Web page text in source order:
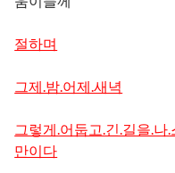
절하며
그제.밤.어제.새녁
그렇게.어둡고.긴.길을.나
만이다